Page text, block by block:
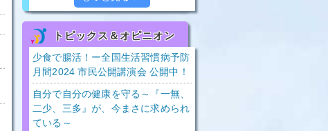
トピックス＆オピニオン
少食で腸活！ー全国生活習慣病予防
月間2024 市民公開講演会 公開中！
自分で自分の健康を守る～『一無、
二少、三多』が、今まさに求められ
ている～